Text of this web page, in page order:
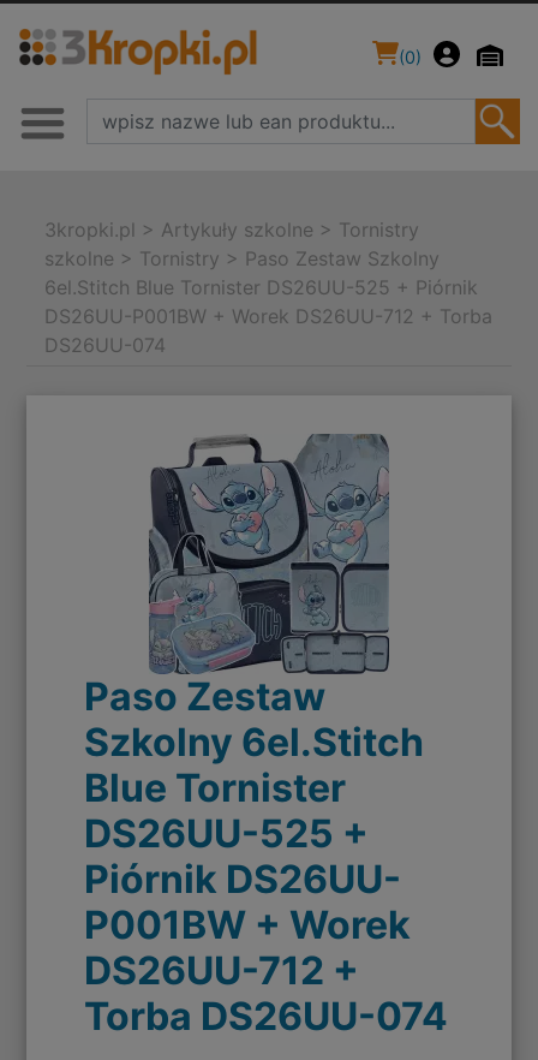
(0)
3kropki.pl > Artykuły szkolne > Tornistry
szkolne > Tornistry > Paso Zestaw Szkolny
6el.Stitch Blue Tornister DS26UU-525 + Piórnik
DS26UU-P001BW + Worek DS26UU-712 + Torba
DS26UU-074
Paso Zestaw
Szkolny 6el.Stitch
Blue Tornister
DS26UU-525 +
Piórnik DS26UU-
P001BW + Worek
DS26UU-712 +
Torba DS26UU-074